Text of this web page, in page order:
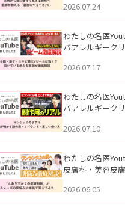
える男性へ｜医師
公開いたしまし
2026.07.24
わたしの名医
バアレルギーク
跡にVビームは効
説」を公開いた
2026.07.17
わたしの名医
バアレルギーク
医師が明かす副作
公開いたしまし
2026.07.10
わたしの名医
皮膚科・美容皮
ッズの肌悩みに本
2026.06.05